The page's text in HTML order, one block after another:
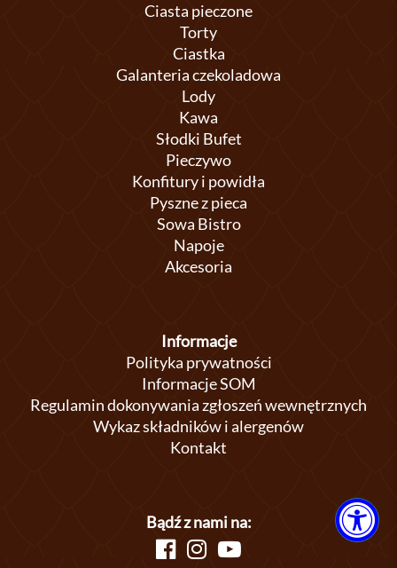
Ciasta pieczone
Torty
Ciastka
Galanteria czekoladowa
Lody
Kawa
Słodki Bufet
Pieczywo
Konfitury i powidła
Pyszne z pieca
Sowa Bistro
Napoje
Akcesoria
Informacje
Polityka prywatności
Informacje SOM
Regulamin dokonywania zgłoszeń wewnętrznych
Wykaz składników i alergenów
Kontakt
Bądź z nami na: